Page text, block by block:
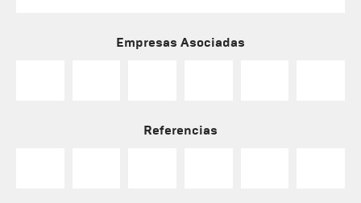
Empresas Asociadas
Referencias